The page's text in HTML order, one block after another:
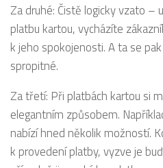
Za druhé: Čistě logicky vzato –
platbu kartou, vycházíte
k jeho spokojenosti. A ta se
spropitné.
Za třetí: Při platbách kartou si
elegantním způsobem.
nabízí hned několik možností.
k provedení platby, vyzve je